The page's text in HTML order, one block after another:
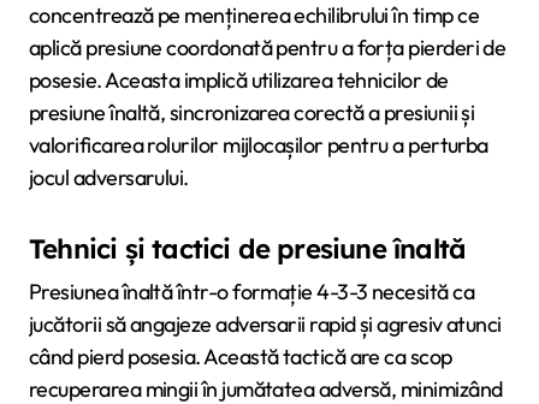
concentrează pe menținerea echilibrului în timp ce
aplică presiune coordonată pentru a forța pierderi de
posesie. Aceasta implică utilizarea tehnicilor de
presiune înaltă, sincronizarea corectă a presiunii și
valorificarea rolurilor mijlocașilor pentru a perturba
jocul adversarului.
Tehnici și tactici de presiune înaltă
Presiunea înaltă într-o formație 4-3-3 necesită ca
jucătorii să angajeze adversarii rapid și agresiv atunci
când pierd posesia. Această tactică are ca scop
recuperarea mingii în jumătatea adversă, minimizând